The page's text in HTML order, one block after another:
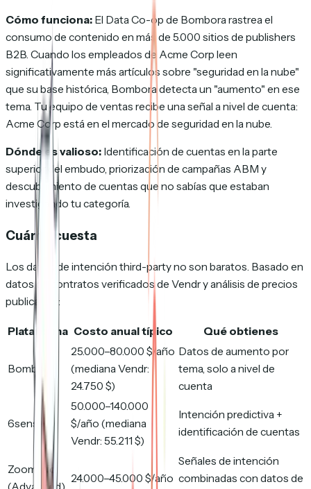
Cómo funciona: El Data Co-op de Bombora rastrea el
consumo de contenido en más de 5.000 sitios de publishers
B2B. Cuando los empleados de Acme Corp leen
significativamente más artículos sobre "seguridad en la nube"
que su base histórica, Bombora detecta un "aumento" en ese
tema. Tu equipo de ventas recibe una señal a nivel de cuenta:
Acme Corp está en el mercado de seguridad en la nube.
Dónde es valioso: Identificación de cuentas en la parte
superior del embudo, priorización de campañas ABM y
descubrimiento de cuentas que no sabías que estaban
investigando tu categoría.
Cuánto cuesta
Los datos de intención third-party no son baratos. Basado en
datos de contratos verificados de Vendr y análisis de precios
publicados:
Plataforma Costo anual típico Qué obtienes
Bombora
25.000–80.000 $/año
(mediana Vendr:
24.750 $)
Datos de aumento por
tema, solo a nivel de
cuenta
6sense
50.000–140.000
$/año (mediana
Vendr: 55.211 $)
Intención predictiva +
identificación de cuentas
ZoomInfo
24.000–45.000 $/año
Señales de intención
combinadas con datos de